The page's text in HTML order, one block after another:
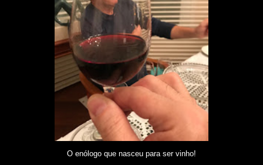
O enólogo que nasceu para ser vinho!